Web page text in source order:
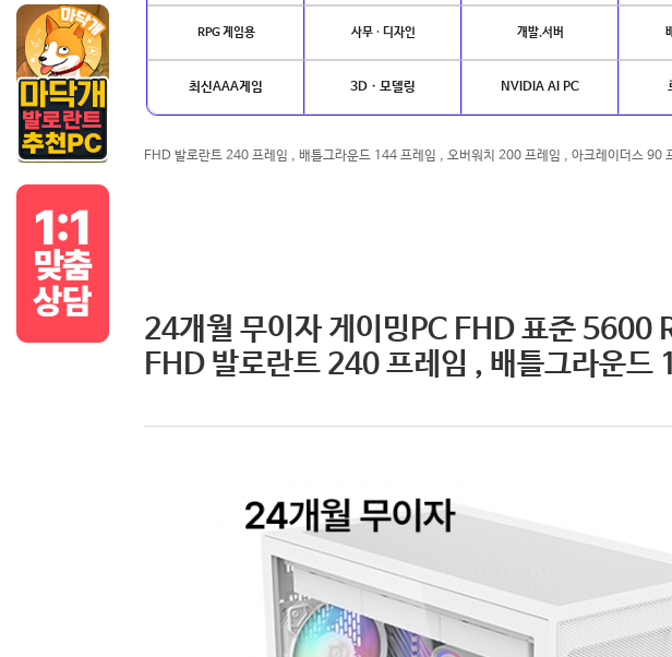
RPG 게임용 사무 · 디자인 개발.서버
최신AAA게임 3D · 모델링 NVIDIA AI PC
FHD 발로란트 240 프레임 , 배틀그라운드 144 프레임 , 오버워치 200 프레임 , 아크레이더스 90
24개월 무이자 게이밍PC FHD 표준 5600
FHD 발로란트 240 프레임 , 배틀그라운